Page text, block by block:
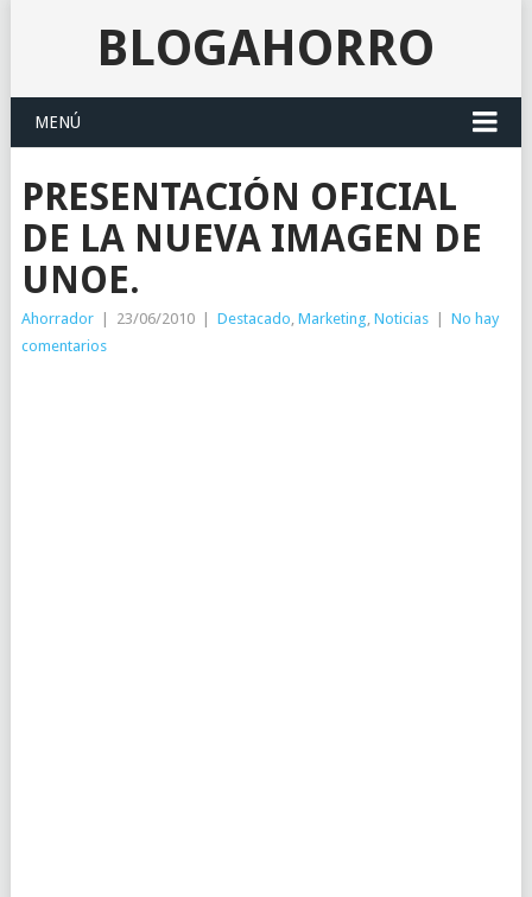
BLOGAHORRO
MENÚ
PRESENTACIÓN OFICIAL
DE LA NUEVA IMAGEN DE
UNOE.
Ahorrador 23/06/2010 Destacado, Marketing, Noticias
No hay
comentarios